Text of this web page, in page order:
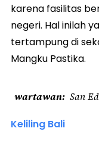
karena fasilitas
negeri. Hal inilah
tertampung di
Mangku Pastika.
wartawan San
Keliling Bali